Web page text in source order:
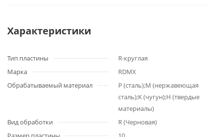
Характеристики
Тип пластины
R-круглая
Марка
RDMX
Обрабатываемый материал
P (сталь);M (нержавеющая
сталь);K (чугун);H (твердые
материалы)
Вид обработки
R (Черновая)